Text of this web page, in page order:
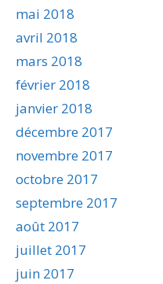
mai 2018
avril 2018
mars 2018
février 2018
janvier 2018
décembre 2017
novembre 2017
octobre 2017
septembre 2017
août 2017
juillet 2017
juin 2017